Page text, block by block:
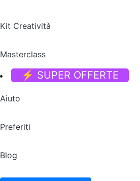
Kit Creatività
Masterclass
⚡ SUPER OFFERTE
Aiuto
Preferiti
Blog